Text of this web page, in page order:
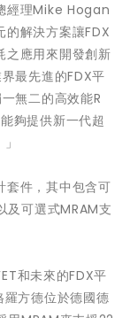
經理Mike Hogan
的解決方案讓FDX
之應用來開發創新
最先進的FDX平
無二的高效能R
夠提供新一代超
套件，其中包含可
可選式MRAM支
和未來的FDX平
方德位於德國德